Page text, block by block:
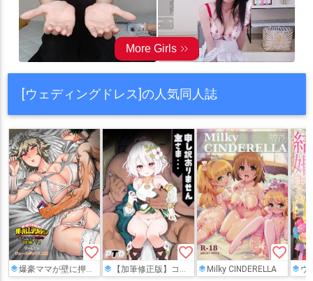
[ウェディングドレス]の人気同人誌
favorite_border
爆豪ママが壁に押し付けられて出久のオラつきチ◯コを下から突き上げられたり、アナルを犯されて口からザー◯ンを逆流してしまう…
favorite_border
【加筆修正版】コッコロが汚じさんに口移しで惚れ薬を飲まされて…完堕ちしたコッコロはウェディングドレスを着て寝取られちゃう!!
favorite_border
Milky CINDERELLA ウェディングド